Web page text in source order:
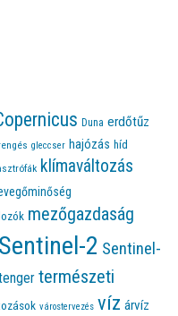
Duna erdőtűz
gleccser hajózás híd
klímaváltozás
mezőgazdaság
Sentinel-2 Sentinel-
természeti
várostervezés víz árvíz